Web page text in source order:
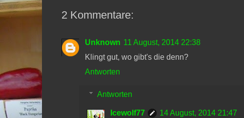
2 Kommentare:
Unknown 11 August, 2014 22:38
Klingt gut, wo gibt's die denn?
Antworten
Antworten
Icewolf77
14 August, 2014 21:47